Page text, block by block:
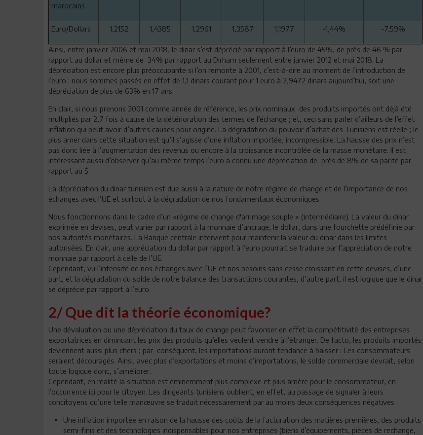
marocains
Euro/Dollars 1,2152 1,4385 1,2961 1,3587 1,1977 -1,44% -7,59%
Ainsi, entre janvier 2006 et mai 2018, le dinar s’est déprécié par rapport à l’euro de 45%, de près de 46 % par
rapport au dollar et même de 34% par rapport au Dirham seulement entre janvier 2012 et mai 2018. La
dépréciation est encore plus préoccupante si l’on remonte à 2001, c’est-à-dire au moment de l’introduction de
l’euro : nous sommes passés en effet de 1,1 dinars courant pour 1 euro à 2,9472 dinars aujourd’hui, soit une
dépréciation de plus de 63% en 17 ans.
En clair, si nous prenons 2001 comme année de référence, les prix nominaux des produits importés ont déjà été
multipliés par 2,7 fois à cause de la détérioration des termes de l’échange ; et, ceci sans parler d’ailleurs de l’effet
inflation qui peut avoir d’autres causes pour origine. La dégradation du pouvoir d’achat des Tunisiens est réelle ; le
plus amer dans cette situation est qu’il s’agisse d’une inflation importée, incompressible. La hausse des prix n’est
pas donc liée à l’augmentation des revenus ou encore à la croissance incontrôlée de la masse monétaire. Il est
intéressant aussi d’observer qu’au même temps l’euro a connu une dépréciation de près de 8% de sa parité par
rapport au $.
La dépréciation du dinar tunisien est due aussi à la nature de notre régime de change et de l’importance de nos
échanges avec l’UE et surtout à la dégradation de nos fondamentaux économiques:
Nous fonctionnons dans le cadre d’un «régime de change d'arrimage souple » (intermédiaire). La valeur du dinar
exprimée en devises, peut varier par rapport à la monnaie d’ancrage, le dollar, dans une fourchette prédéfinie par
nos autorités monétaires. La Banque centrale intervient pour maintenir la valeur du dinar dans les limites
autorisées. En clair, une appréciation du dollar par rapport à l’euro pourrait se traduire par l’appréciation de notre
monnaie par rapport à celle de l’UE.
Cependant, vu l’intensité de nos échanges avec l’UE et nos besoins sans cesse croissant en cette devises, d’une
part, et la dégradation du solde de notre balance des transactions courantes, d’autre part, il est logique que le dinar
se déprécie par rapport à l’euro.
2/ Que dit la théorie économique?
Une dévaluation ou une dépréciation du taux de change peut favoriser en effet la compétitivité des entreprises
exportatrices en diminuant les prix des produits qu’elles veulent vendre à l’étranger. De facto, les produits importés
deviennent aussi plus chers ; par conséquent, les importations auront tendance à baisser : Les consommateurs
seraient découragés. Ainsi, avec plus d’exportations et moins d’importations, le solde commerciale devrait, selon
toute logique donc, s’améliorer.
Cependant, en réalité la situation est éminemment plus complexe et plus amère pour le consommateur, en
l’occurrence ici pour le citoyen. Les dirigeants tunisiens oublient, en effet, au passage de signaler à leurs
concitoyens qu’une telle manœuvre se traduit nécessairement par au moins deux conséquences négatives :
Une inflation importée en raison de la hausse des coûts de la facturation des matières premières, des produits
semi-finis et des technologies indispensables pour nos entreprises (biens d’équipements, pièces de rechange,